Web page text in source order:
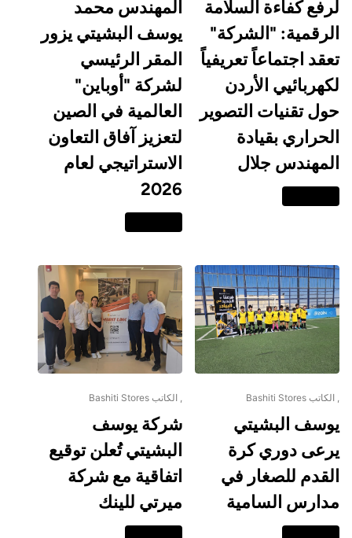
لرفع كفاءة السلامة
الرقمية: "الشركة"
تعقد اجتماعاً تعريفياً
لكهربائيي الأردن
حول تقنيات التصوير
الحراري بقيادة
المهندس جلال
المهندس محمد
يوسف البشيتي يزور
المقر الرئيسي
لشركة "أوباين"
العالمية في الصين
لتعزيز آفاق التعاون
الاستراتيجي لعام
2026
, الكاتب Bashiti Stores
يوسف البشيتي
يرعى دوري كرة
القدم للصغار في
مدارس السامية
, الكاتب Bashiti Stores
شركة يوسف
البشيتي تُعلن توقيع
اتفاقية مع شركة
ميرتي للينك